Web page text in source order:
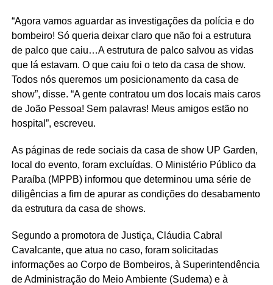
“Agora vamos aguardar as investigações da polícia e do
bombeiro! Só queria deixar claro que não foi a estrutura
de palco que caiu…A estrutura de palco salvou as vidas
que lá estavam. O que caiu foi o teto da casa de show.
Todos nós queremos um posicionamento da casa de
show”, disse. “A gente contratou um dos locais mais caros
de João Pessoa! Sem palavras! Meus amigos estão no
hospital”, escreveu.
As páginas de rede sociais da casa de show UP Garden,
local do evento, foram excluídas. O Ministério Público da
Paraíba (MPPB) informou que determinou uma série de
diligências a fim de apurar as condições do desabamento
da estrutura da casa de shows.
Segundo a promotora de Justiça, Cláudia Cabral
Cavalcante, que atua no caso, foram solicitadas
informações ao Corpo de Bombeiros, à Superintendência
de Administração do Meio Ambiente (Sudema) e à